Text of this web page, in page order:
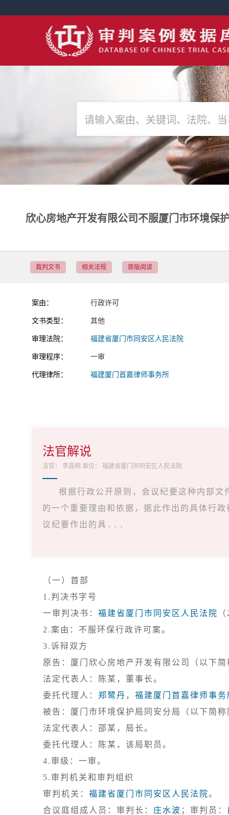
欣心房地产开发有限公司不服厦门市环境保
裁判文书 相关法规 原版阅读
案由： 行政许可
文书类型： 其他
审理法院： 福建省厦门市同安区人民法院
审理程序： 一审
代理律所： 福建厦门首嘉律师事务所
法官解说
法官： 李昌明 单位： 福建省厦门市同安区人民法院
根据行政公开原则，会议纪要这种内部
的一个重要理由和依据，据此作出的具体行
议纪要作出的具...
（一）首部
1.判决书字号
一审判决书： 福建省厦门市同安区人民法院
3.诉辩双方
原告：厦门欣心房地产开发有限公司（以下
法定代表人：陈某，董事长。
委托代理人： 郑鹭丹 ， 福建厦门首嘉律师事务
被告：厦门市环境保护局同安分局（以下简
法定代表人：邵某，局长。
4.审级：一审。
5.审判机关和审判组织
审判机关： 福建省厦门市同安区人民法院。
合议庭组成人员：审判长： 庄水波 ；审判员：